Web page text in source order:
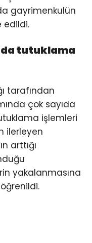
gayrimenkulün
edildi.
tutuklama
tarafından
çok sayıda
işlemleri
ilerleyen
arttığı
yakalanmasına